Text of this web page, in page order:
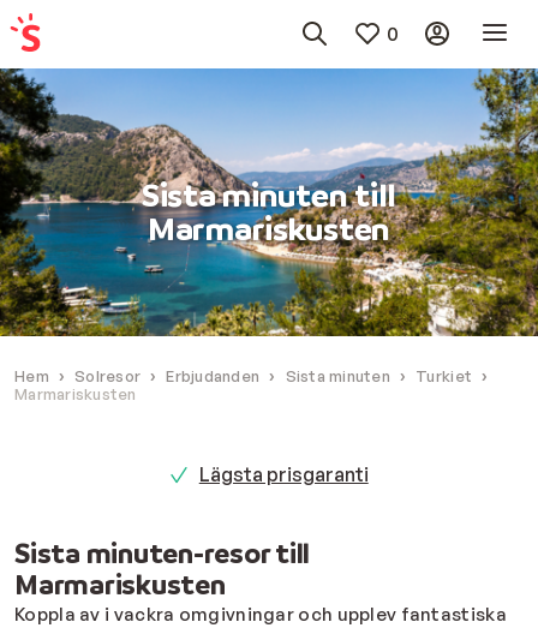
0
Sista minuten till
Marmariskusten
Hem Solresor Erbjudanden Sista minuten
Turkiet
Marmariskusten
Lägsta prisgaranti
Sista minuten-resor till
Marmariskusten
Koppla av i vackra omgivningar och upplev fantastiska